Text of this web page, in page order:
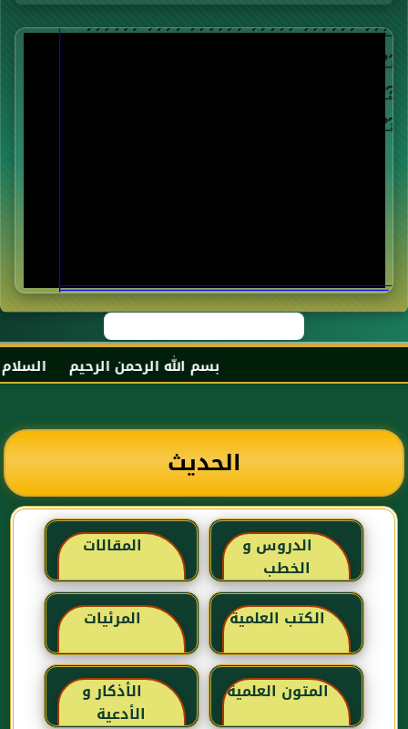
بسم الله الرحمن الرحيم السلام
الحديث
الدروس و
الخطب
المقالات
الكتب العلمية المرئيات
المتون العلمية
الأذكار و
الأدعية